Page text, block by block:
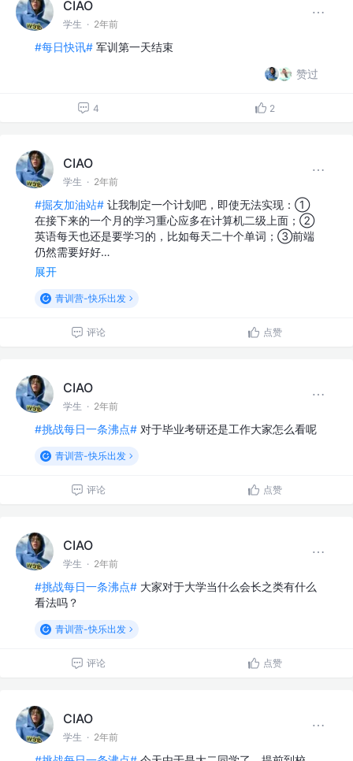
CIAO
学生 · 2年前
#每日快讯# 军训第一天结束
赞过
4 2
CIAO
学生 · 2年前
#掘友加油站# 让我制定一个计划吧，即使无法实现：①
在接下来的一个月的学习重心应多在计算机二级上面；②
英语每天也还是要学习的，比如每天二十个单词；③前端
仍然需要好好…
展开
青训营-快乐出发
评论 点赞
CIAO
学生 · 2年前
#挑战每日一条沸点# 对于毕业考研还是工作大家怎么看呢
青训营-快乐出发
评论 点赞
CIAO
学生 · 2年前
#挑战每日一条沸点# 大家对于大学当什么会长之类有什么
看法吗？
青训营-快乐出发
评论 点赞
CIAO
学生 · 2年前